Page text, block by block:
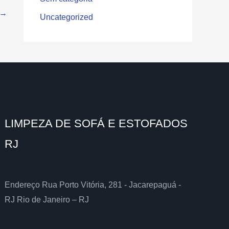
→ Uncategorized
LIMPEZA DE SOFÁ E ESTOFADOS
RJ
Endereço Rua Porto Vitória, 281 - Jacarepaguá -
RJ Rio de Janeiro – RJ